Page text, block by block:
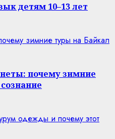
детям 10–13 лет
зимние туры на Байкал
почему зимние
одежды и почему этот